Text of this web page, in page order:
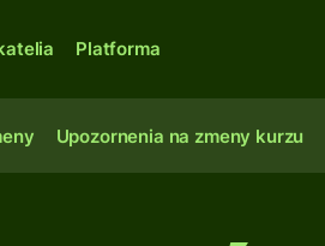
Platforma
Upozornenia na zmeny kurzu